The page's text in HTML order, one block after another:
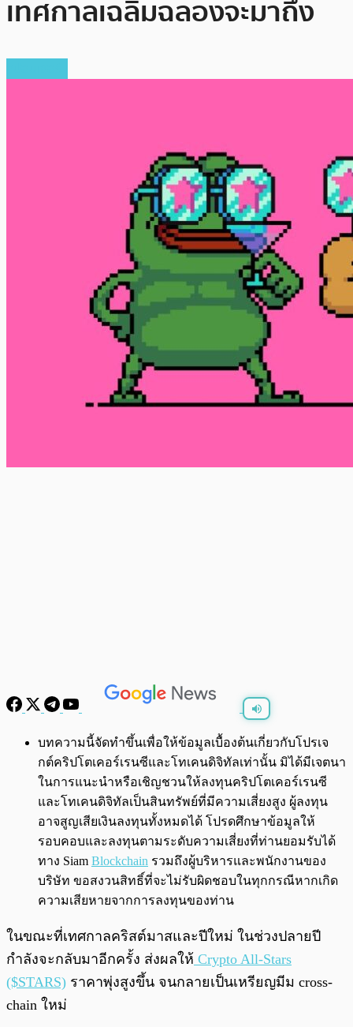
เทศกาลเฉลิมฉลองจะมาถึง
พร้อมเล่น 0:00/0:00
บทความนี้จัดทำขึ้นเพื่อให้ข้อมูลเบื้องต้นเกี่ยวกับโปรเจ
กต์คริปโตเคอร์เรนซีและโทเคนดิจิทัลเท่านั้น มิได้มีเจตนา
ในการแนะนำหรือเชิญชวนให้ลงทุนคริปโตเคอร์เรนซี
และโทเคนดิจิทัลเป็นสินทรัพย์ที่มีความเสี่ยงสูง ผู้ลงทุน
อาจสูญเสียเงินลงทุนทั้งหมดได้ โปรดศึกษาข้อมูลให้
รอบคอบและลงทุนตามระดับความเสี่ยงที่ท่านยอมรับได้
ทาง Siam Blockchain รวมถึงผู้บริหารและพนักงานของ
บริษัท ขอสงวนสิทธิ์ที่จะไม่รับผิดชอบในทุกกรณีหากเกิด
ความเสียหายจากการลงทุนของท่าน
ในขณะที่เทศกาลคริสต์มาสและปีใหม่ ในช่วงปลายปี
กำลังจะกลับมาอีกครั้ง ส่งผลให้ Crypto All-Stars
($STARS) ราคาพุ่งสูงขึ้น จนกลายเป็นเหรียญมีม cross-
chain ใหม่